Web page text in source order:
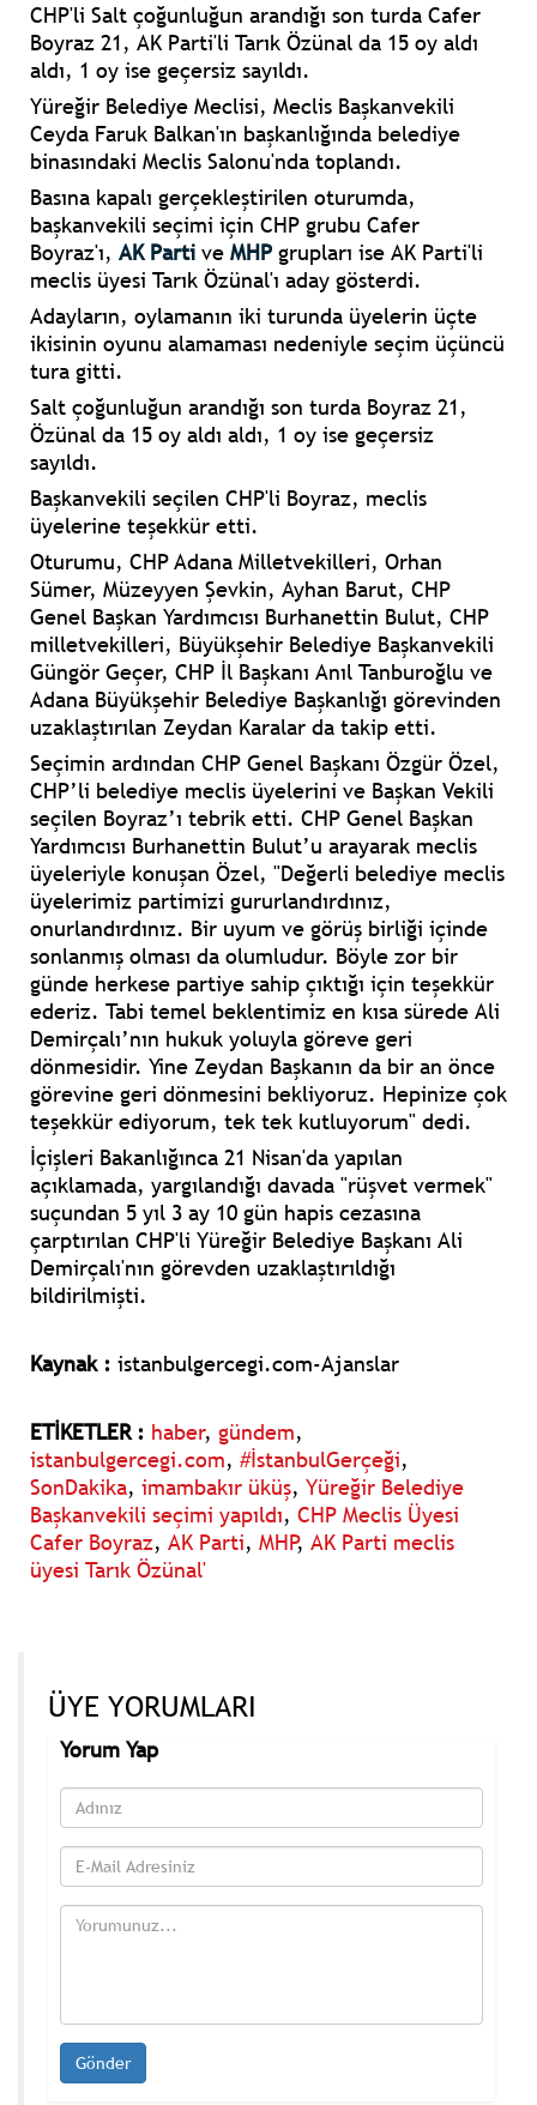
CHP'li Salt çoğunluğun arandığı son turda Cafer
Boyraz 21, AK Parti'li Tarık Özünal da 15 oy aldı
aldı, 1 oy ise geçersiz sayıldı.
Yüreğir Belediye Meclisi, Meclis Başkanvekili
Ceyda Faruk Balkan'ın başkanlığında belediye
binasındaki Meclis Salonu'nda toplandı.
Basına kapalı gerçekleştirilen oturumda,
başkanvekili seçimi için CHP grubu Cafer
Boyraz'ı, AK Parti ve MHP grupları ise AK Parti'li
meclis üyesi Tarık Özünal'ı aday gösterdi.
Adayların, oylamanın iki turunda üyelerin üçte
ikisinin oyunu alamaması nedeniyle seçim üçüncü
tura gitti.
Salt çoğunluğun arandığı son turda Boyraz 21,
Özünal da 15 oy aldı aldı, 1 oy ise geçersiz
sayıldı.
Başkanvekili seçilen CHP'li Boyraz, meclis
üyelerine teşekkür etti.
Oturumu, CHP Adana Milletvekilleri, Orhan
Sümer, Müzeyyen Şevkin, Ayhan Barut, CHP
Genel Başkan Yardımcısı Burhanettin Bulut, CHP
milletvekilleri, Büyükşehir Belediye Başkanvekili
Güngör Geçer, CHP İl Başkanı Anıl Tanburoğlu ve
Adana Büyükşehir Belediye Başkanlığı görevinden
uzaklaştırılan Zeydan Karalar da takip etti.
Seçimin ardından CHP Genel Başkanı Özgür Özel,
CHP’li belediye meclis üyelerini ve Başkan Vekili
seçilen Boyraz’ı tebrik etti. CHP Genel Başkan
Yardımcısı Burhanettin Bulut’u arayarak meclis
üyeleriyle konuşan Özel, "Değerli belediye meclis
üyelerimiz partimizi gururlandırdınız,
onurlandırdınız. Bir uyum ve görüş birliği içinde
sonlanmış olması da olumludur. Böyle zor bir
günde herkese partiye sahip çıktığı için teşekkür
ederiz. Tabi temel beklentimiz en kısa sürede Ali
Demirçalı’nın hukuk yoluyla göreve geri
dönmesidir. Yine Zeydan Başkanın da bir an önce
görevine geri dönmesini bekliyoruz. Hepinize çok
teşekkür ediyorum, tek tek kutluyorum" dedi.
İçişleri Bakanlığınca 21 Nisan'da yapılan
açıklamada, yargılandığı davada "rüşvet vermek"
suçundan 5 yıl 3 ay 10 gün hapis cezasına
çarptırılan CHP'li Yüreğir Belediye Başkanı Ali
Demirçalı'nın görevden uzaklaştırıldığı
bildirilmişti.
Kaynak : istanbulgercegi.com-Ajanslar
ETİKETLER : haber, gündem,
istanbulgercegi.com, #İstanbulGerçeği,
SonDakika, imambakır üküş, Yüreğir Belediye
Başkanvekili seçimi yapıldı, CHP Meclis Üyesi
Cafer Boyraz, AK Parti, MHP, AK Parti meclis
üyesi Tarık Özünal'
ÜYE YORUMLARI
Yorum Yap